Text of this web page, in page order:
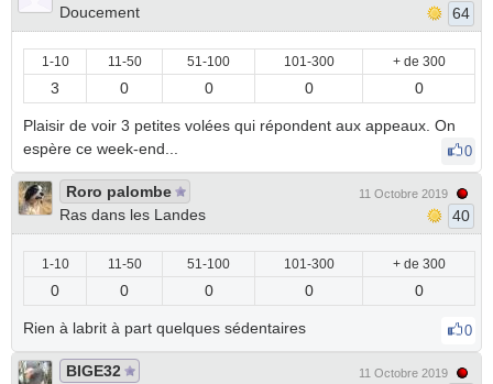
Doucement
64
1-10 11-50 51-100 101-300 + de 300
3 0 0 0 0
Plaisir de voir 3 petites volées qui répondent aux appeaux. On
espère ce week-end...
0
Roro palombe
Ras dans les Landes
11 Octobre 2019
40
1-10 11-50 51-100 101-300 + de 300
0 0 0 0 0
Rien à labrit à part quelques sédentaires 0
BIGE32
11 Octobre 2019